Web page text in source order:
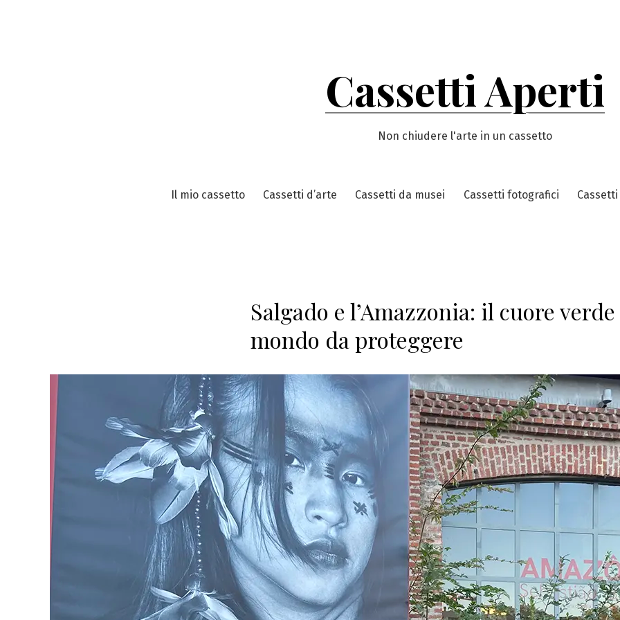
Cassetti Aperti
Non chiudere l'arte in un cassetto
Il mio cassetto Cassetti d’arte Cassetti da musei Cassetti fotografici
Salgado e l’Amazzonia: il cuore
mondo da proteggere